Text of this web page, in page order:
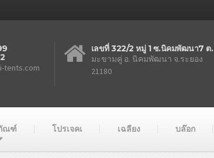
tents.com
เลขที่ 322/2 หมู่ 1 ซ.นิคมพัฒนา7 ต.
มะขามคู่ อ. นิคมพัฒนา จ.ระยอง
21180
ณฑ์ โปรเจคเ เฉลียง บล๊อก